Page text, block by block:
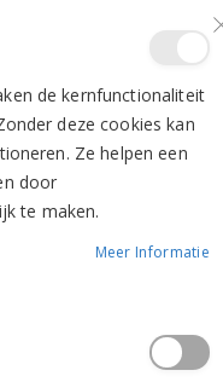
ANATOMISCHE SINGEL
de kernfunctionaliteit
deze cookies kan
Ze helpen een
door
te maken.
Meer Informatie